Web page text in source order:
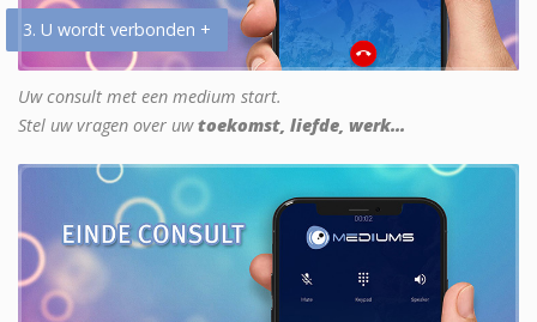
3. U wordt verbonden +
Uw consult met een medium start.
Stel uw vragen over uwtoekomst, liefde, werk...